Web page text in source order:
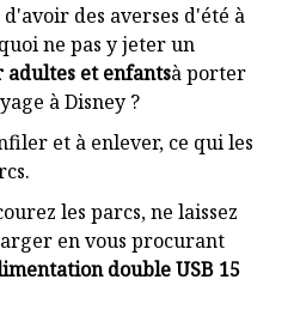
des averses d'été à
ne pas y jeter un
adultes et enfantsà porter
à Disney ?
et à enlever, ce qui les
les parcs, ne laissez
en vous procurant
double USB 15